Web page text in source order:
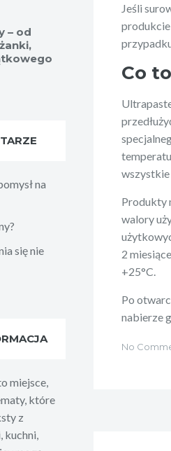
Jeśli
produkcie
Co
Produkty
walory
2
+25°C.
Po
nabierze
No
– od
na
się nie
miejsce,
które
z